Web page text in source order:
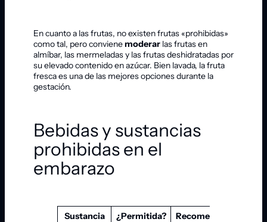
En cuanto a las frutas, no existen frutas «prohibidas»
como tal, pero convienemoderar las frutas en
almíbar, las mermeladas y las frutas deshidratadas por
su elevado contenido en azúcar. Bien lavada, la fruta
fresca es una de las mejores opciones durante la
gestación.
Bebidas y sustancias
prohibidas en el
embarazo
Sustancia ¿Permitida? Recomendación